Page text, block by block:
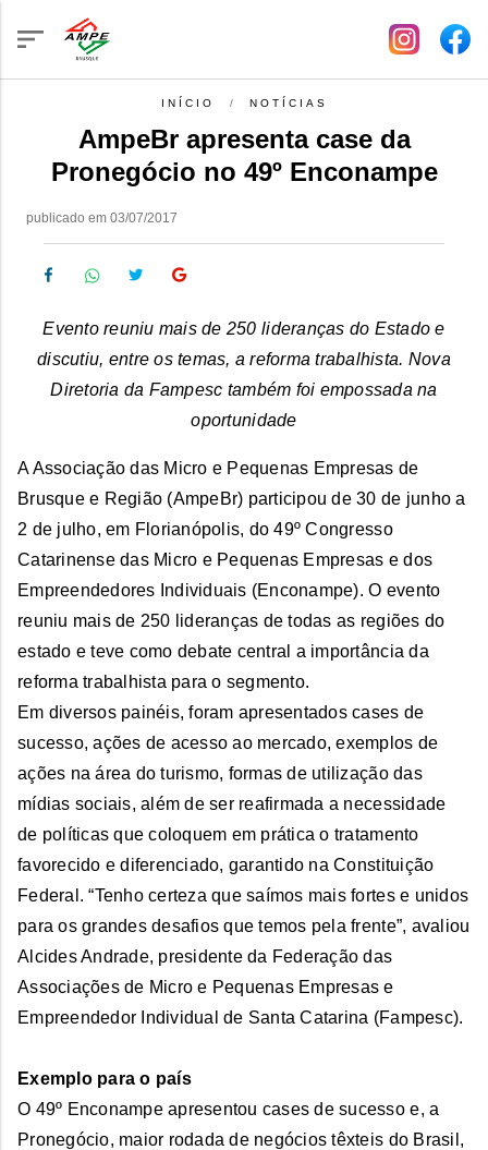
INÍCIO NOTÍCIAS
AmpeBr apresenta case da
Pronegócio no 49º Enconampe
publicado em 03/07/2017
Evento reuniu mais de 250 lideranças do Estado e
discutiu, entre os temas, a reforma trabalhista. Nova
Diretoria da Fampesc também foi empossada na
oportunidade
A Associação das Micro e Pequenas Empresas de
Brusque e Região (AmpeBr) participou de 30 de junho a
2 de julho, em Florianópolis, do 49º Congresso
Catarinense das Micro e Pequenas Empresas e dos
Empreendedores Individuais (Enconampe). O evento
reuniu mais de 250 lideranças de todas as regiões do
estado e teve como debate central a importância da
reforma trabalhista para o segmento.
Em diversos painéis, foram apresentados cases de
sucesso, ações de acesso ao mercado, exemplos de
ações na área do turismo, formas de utilização das
mídias sociais, além de ser reafirmada a necessidade
de políticas que coloquem em prática o tratamento
favorecido e diferenciado, garantido na Constituição
Federal. “Tenho certeza que saímos mais fortes e unidos
para os grandes desafios que temos pela frente”, avaliou
Alcides Andrade, presidente da Federação das
Associações de Micro e Pequenas Empresas e
Empreendedor Individual de Santa Catarina (Fampesc).
Exemplo para o país
O 49º Enconampe apresentou cases de sucesso e, a
Pronegócio, maior rodada de negócios têxteis do Brasil,